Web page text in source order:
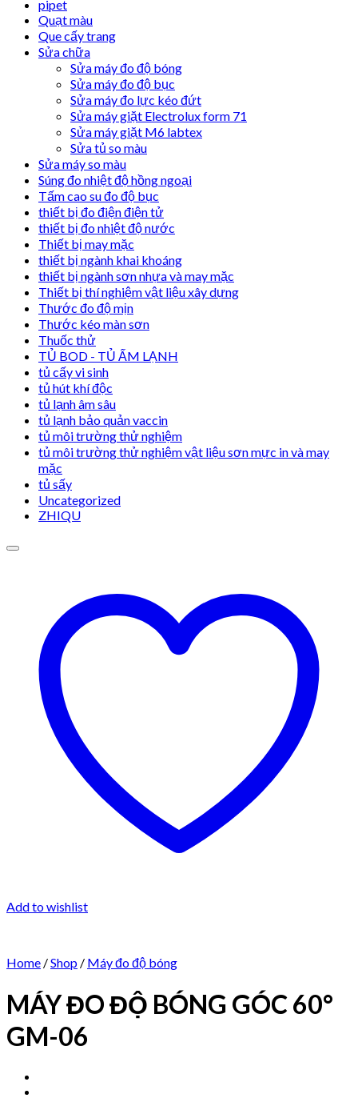
pipet
Quạt màu
Que cấy trang
Sửa chữa
Sửa máy đo độ bóng
Sửa máy đo độ bục
Sửa máy đo lực kéo đứt
Sửa máy giặt Electrolux form 71
Sửa máy giặt M6 labtex
Sửa tủ so màu
Sửa máy so màu
Súng đo nhiệt độ hồng ngoại
Tấm cao su đo độ bục
thiết bị đo điện điện tử
thiết bị đo nhiệt độ nước
Thiết bị may mặc
thiết bị ngành khai khoáng
thiết bị ngành sơn nhựa và may mặc
Thiết bị thí nghiệm vật liệu xây dựng
Thước đo độ mịn
Thước kéo màn sơn
Thuốc thử
TỦ BOD - TỦ ẤM LẠNH
tủ cấy vi sinh
tủ hút khí độc
tủ lạnh âm sâu
tủ lạnh bảo quản vaccin
tủ môi trường thử nghiệm
tủ môi trường thử nghiệm vật liệu sơn mực in và may
mặc
tủ sấy
Uncategorized
ZHIQU
Add to wishlist
Home /Shop / Máy đo độ bóng
MÁY ĐO ĐỘ BÓNG GÓC 60°
GM-06